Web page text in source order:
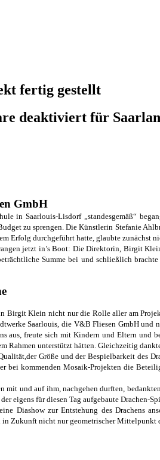
fertig gestellt
deaktiviert für
GmbH
in Saarlouis-Lisdorf „standesgemäß“
zu sprengen. Die Künstlerin Stefanie
Erfolg durchgeführt hatte, glaubte zunächst
jetzt in’s Boot: Die Direktorin, Birgit
Summe bei und schließlich
Birgit Klein nicht nur die Rolle aller am
Saarlouis, die V&B Fliesen GmbH
aus, freute sich mit Kindern und Eltern und
Rahmen unterstützt hätten. Gleichzeitig
Größe und der Bespielbarkeit des
bei kommenden Mosaik-Projekten die
und auf ihm, nachgehen durften,
eigens für diesen Tag aufgebaute Drachen-
Diashow zur Entstehung des Drachens
Zukunft nicht nur geometrischer Mittelpunkt